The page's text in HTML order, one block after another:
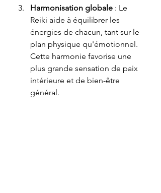
Harmonisation globale : Le
Reiki aide à équilibrer les
énergies de chacun, tant sur le
plan physique qu'émotionnel.
Cette harmonie favorise une
plus grande sensation de paix
intérieure et de bien-être
général.